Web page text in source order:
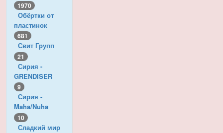
1970
Обёртки от
пластинок
681
Свит Групп
21
Сирия -
GRENDISER
9
Сирия -
Maha/Nuha
10
Сладкий мир